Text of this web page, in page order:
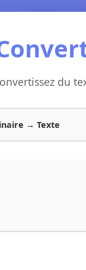
du
→ Texte